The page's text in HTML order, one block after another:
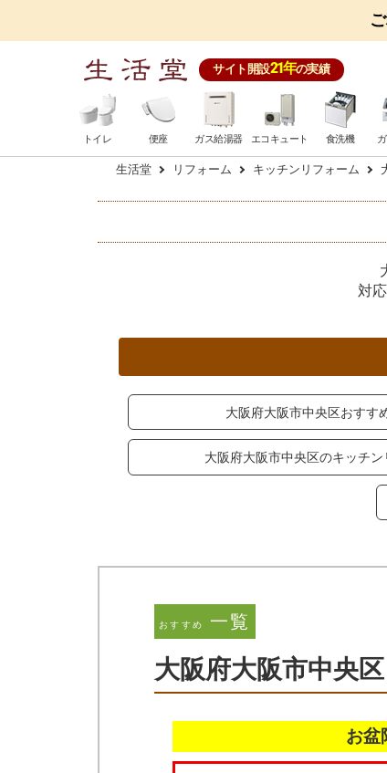
サイト開設21年の実績
トイレ 便座 ガス給湯器 エコキュート 食洗機
生活堂 リフォーム キッチンリフォーム
対
大阪府大阪市中央区おすす
大阪府大阪市中央区のキッチ
おすすめ 一覧
大阪府大阪市中央
お盆